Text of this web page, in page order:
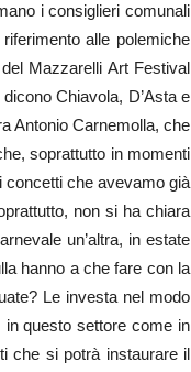
i consiglieri comunali
alle polemiche
Mazzarelli Art Festival
Chiavola, D’Asta e
Antonio Carnemolla, che
soprattutto in momenti
concetti che avevamo già
non si ha chiara
un’altra, in estate
hanno a che fare con la
Le investa nel modo
questo settore come in
che si potrà instaurare il